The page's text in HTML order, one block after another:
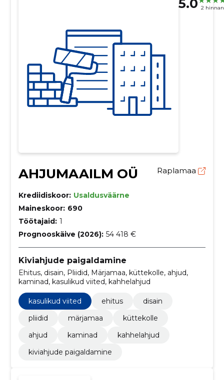
5.0 2
AHJUMAAILM OÜ Raplamaa
Krediidiskoor: Usaldusväärne
Maineskoor: 690
Töötajaid: 1
Prognooskäive (2026): 54 418 €
Kiviahjude paigaldamine
Ehitus, disain, Pliidid, Märjamaa, küttekolle, ahjud,
kaminad, kasulikud viited, kahhelahjud
kasulikud viited ehitus
disain
pliidid
märjamaa
küttekolle
ahjud
kaminad
kahhelahjud
kiviahjude paigaldamine